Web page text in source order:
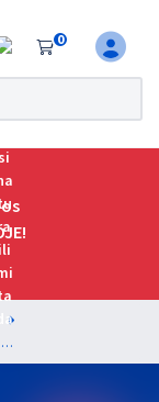
0
ME - Ministério do Esporte - Conhecimentos Comuns para os Cargos de Nível Superior